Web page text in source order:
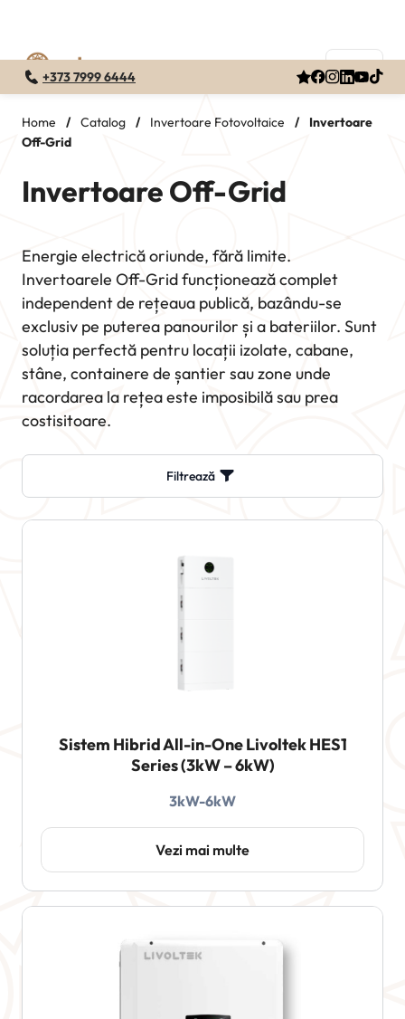
content
+373 7999 6444
Home / Catalog / Invertoare Fotovoltaice /
Invertoare
Off-Grid
Invertoare Off-Grid
Energie electrică oriunde, fără limite.
Invertoarele Off-Grid funcționează complet
independent de rețeaua publică, bazându-se
exclusiv pe puterea panourilor și a bateriilor. Sunt
soluția perfectă pentru locații izolate, cabane,
stâne, containere de șantier sau zone unde
racordarea la rețea este imposibilă sau prea
costisitoare.
Filtrează
Sistem Hibrid All-in-One Livoltek HES1
Series (3kW – 6kW)
3kW-6kW
Vezi mai multe